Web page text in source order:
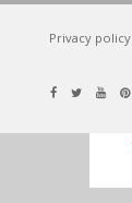
Privacy policy